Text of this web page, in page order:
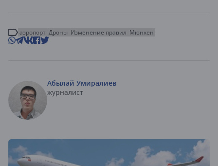
аэропорт Дроны Изменение правил Мюнхен
Абылай Умиралиев
журналист